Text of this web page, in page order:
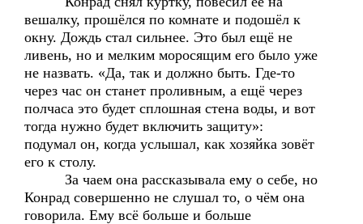
вешалку, прошёлся по комнате и подошёл к
окну. Дождь стал сильнее. Это был ещё не
ливень, но и мелким моросящим его было уже
не назвать. «Да, так и должно быть. Где-то
через час он станет проливным, а ещё через
полчаса это будет сплошная стена воды, и вот
тогда нужно будет включить защиту»:
подумал он, когда услышал, как хозяйка зовёт
его к столу.
За чаем она рассказывала ему о себе, но
Конрад совершенно не слушал то, о чём она
говорила. Ему всё больше и больше